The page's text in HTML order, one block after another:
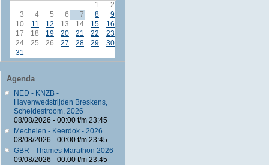
1
2
3
4 5 6 7 8
9
10
11 12 13 14 15
16
17
18 19 20 21 22
23
24
25 26 27 28 29
30
31
Agenda
NED - KNZB -
Havenwedstrijden Breskens,
Scheldestroom, 2026
08/08/2026 - 00:00t/m 23:45
Mechelen - Keerdok - 2026
08/08/2026 - 00:00t/m 23:45
GBR - Thames Marathon 2026
09/08/2026 - 00:00t/m 23:45